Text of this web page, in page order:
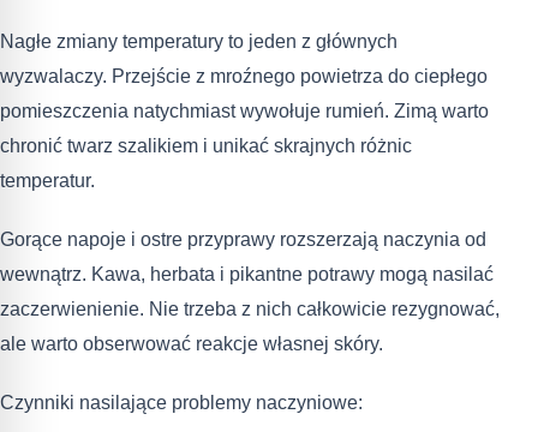
Nagłe zmiany temperatury to jeden z głównych
wyzwalaczy. Przejście z mroźnego powietrza do ciepłego
pomieszczenia natychmiast wywołuje rumień. Zimą warto
chronić twarz szalikiem i unikać skrajnych różnic
temperatur.
Gorące napoje i ostre przyprawy rozszerzają naczynia od
wewnątrz. Kawa, herbata i pikantne potrawy mogą nasilać
zaczerwienienie. Nie trzeba z nich całkowicie rezygnować,
ale warto obserwować reakcje własnej skóry.
Czynniki nasilające problemy naczyniowe: